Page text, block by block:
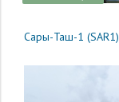
Сары-Таш-1 (SAR1)